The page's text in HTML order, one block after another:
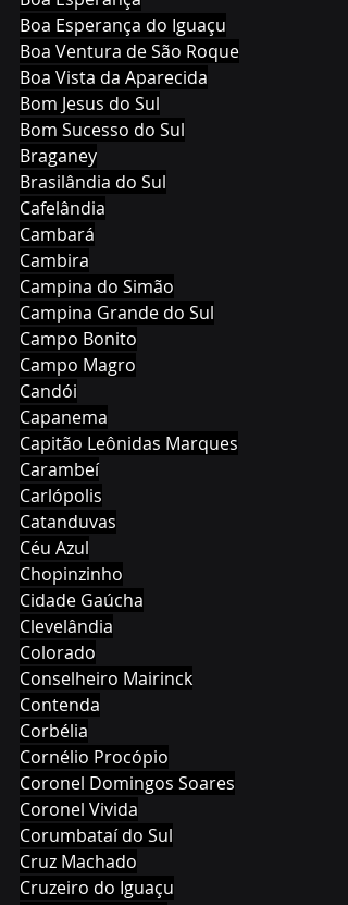
Boa Esperança do Iguaçu
Boa Ventura de São Roque
Boa Vista da Aparecida
Bom Jesus do Sul
Bom Sucesso do Sul
Braganey
Brasilândia do Sul
Cafelândia
Cambará
Cambira
Campina do Simão
Campina Grande do Sul
Campo Bonito
Campo Magro
Candói
Capanema
Capitão Leônidas Marques
Carambeí
Carlópolis
Catanduvas
Céu Azul
Chopinzinho
Cidade Gaúcha
Clevelândia
Colorado
Conselheiro Mairinck
Contenda
Corbélia
Cornélio Procópio
Coronel Domingos Soares
Coronel Vivida
Corumbataí do Sul
Cruz Machado
Cruzeiro do Iguaçu